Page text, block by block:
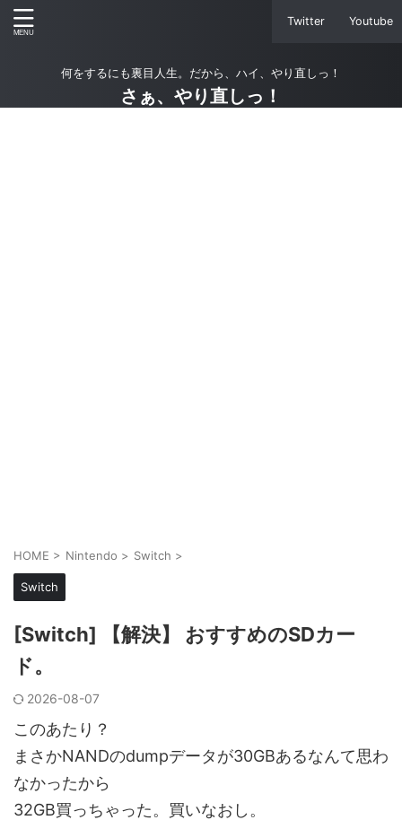
Twitter Youtube
何をするにも裏目人生。だから、ハイ、やり直しっ！
さぁ、やり直しっ！
HOME > Nintendo > Switch >
Switch
[Switch] 【解決】 おすすめのSDカー
ド。
2026-08-07
このあたり？
まさかNANDのdumpデータが30GBあるなんて思わ
なかったから
32GB買っちゃった。買いなおし。